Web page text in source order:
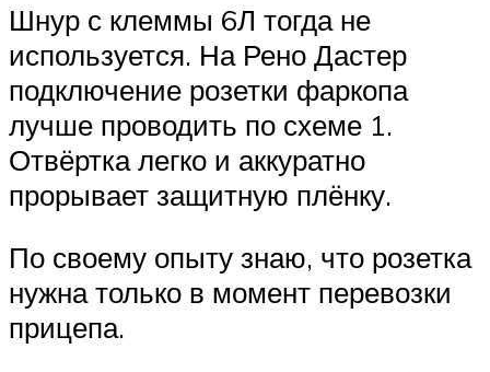
Шнур с клеммы 6Л тогда не
используется. На Рено Дастер
подключение розетки фаркопа
лучше проводить по схеме 1.
Отвёртка легко и аккуратно
прорывает защитную плёнку.
По своему опыту знаю, что розетка
нужна только в момент перевозки
прицепа.